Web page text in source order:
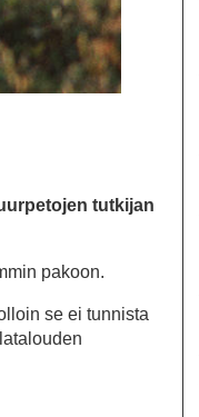
tutkijan
pakoon.
se ei tunnista